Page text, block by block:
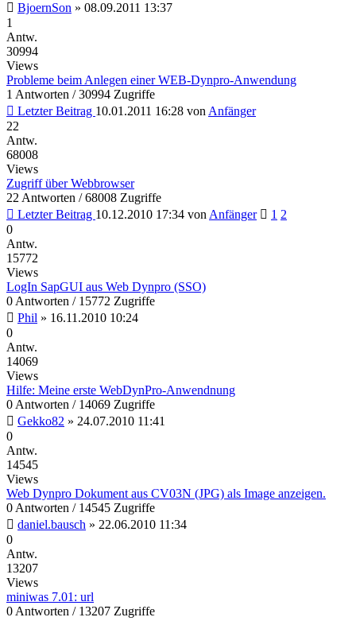
BjoernSon » 08.09.2011 13:37
1
Antw.
30994
Views
Probleme beim Anlegen einer WEB-Dynpro-Anwendung
1 Antworten / 30994 Zugriffe
Letzter Beitrag 10.01.2011 16:28 von Anfänger
22
Antw.
68008
Views
Zugriff über Webbrowser
22 Antworten / 68008 Zugriffe
Letzter Beitrag 10.12.2010 17:34 von Anfänger 1 2
0
Antw.
15772
Views
LogIn SapGUI aus Web Dynpro (SSO)
0 Antworten / 15772 Zugriffe
Phil » 16.11.2010 10:24
0
Antw.
14069
Views
Hilfe: Meine erste WebDynPro-Anwendnung
0 Antworten / 14069 Zugriffe
Gekko82 » 24.07.2010 11:41
0
Antw.
14545
Views
Web Dynpro Dokument aus CV03N (JPG) als Image anzeigen.
0 Antworten / 14545 Zugriffe
daniel.bausch » 22.06.2010 11:34
0
Antw.
13207
Views
miniwas 7.01: url
0 Antworten / 13207 Zugriffe